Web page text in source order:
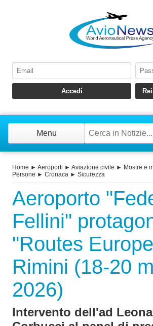
Menu
Home ► Aeroporti ► Aviazione civile ► Mostre e
Persone ► Cronaca ► Sicurezza
Aeroporto
Fellini"
"Routes
Rimini (18-20
2026)
Intervento dell'ad